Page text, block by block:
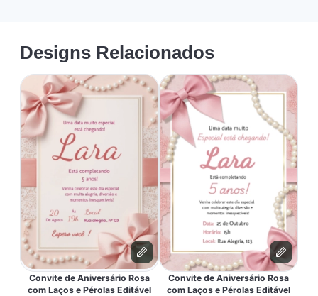
Designs Relacionados
Convite de Aniversário Rosa
com Laços e Pérolas Editável
Convite de Aniversário Rosa
com Laços e Pérolas Editável